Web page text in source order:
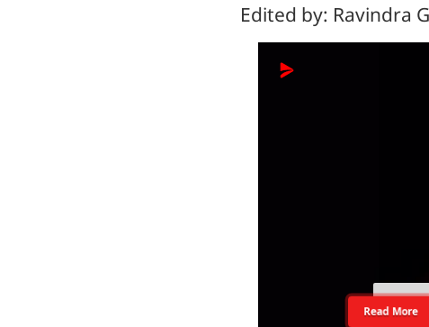
Edited by: Ravindra
Read More